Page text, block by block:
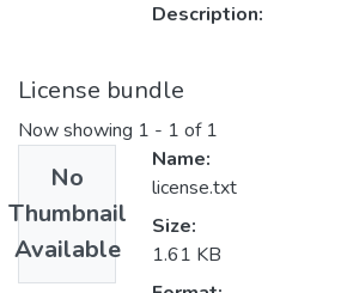
Description:
License bundle
Now showing 1 - 1 of 1
No
Thumbnail
Available
Name:
license.txt
Size:
1.61 KB